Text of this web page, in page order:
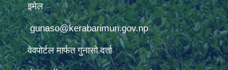
इमेल
gunaso@kerabarimun.gov.np
वेवपोर्टल मार्फत गुनासो दर्ता